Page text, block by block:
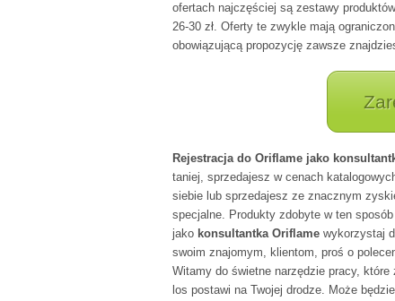
ofertach najczęściej są zestawy
26-30 zł. Oferty te zwykle mają
obowiązującą propozycję zawsze
Rejestracja do Oriflame jako
taniej, sprzedajesz w cenach
siebie lub sprzedajesz ze znacznym
specjalne. Produkty zdobyte w ten
jako konsultantka Oriflame wykorzystaj
swoim znajomym, klientom, proś o
Witamy do świetne narzędzie pracy,
los postawi na Twojej drodze. Może